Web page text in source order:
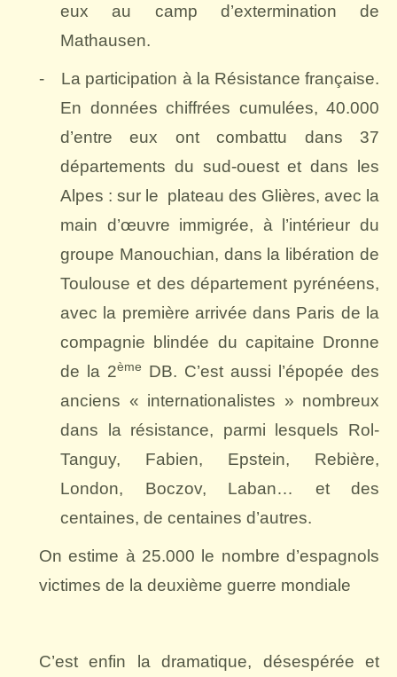
eux au camp d’extermination de
Mathausen.
-
La participation à la Résistance française.
En données chiffrées cumulées, 40.000
d’entre eux ont combattu dans 37
départements du sud-ouest et dans les
Alpes : sur le plateau des Glières, avec la
main d’œuvre immigrée, à l’intérieur du
groupe Manouchian, dans la libération de
Toulouse et des département pyrénéens,
avec la première arrivée dans Paris de la
compagnie blindée du capitaine Dronne
de la 2ème
DB. C’est aussi l’épopée des
anciens « internationalistes » nombreux
dans la résistance, parmi lesquels Rol-
Tanguy, Fabien, Epstein, Rebière,
London, Boczov, Laban… et des
centaines, de centaines d’autres.
On estime à 25.000 le nombre d’espagnols
victimes de la deuxième guerre mondiale
C’est enfin la dramatique, désespérée et